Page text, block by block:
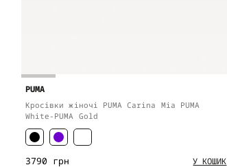
PUMA
Кросівки жіночі PUMA Carina Mia PUMA
White-PUMA Gold
3790 грн У КОШИК